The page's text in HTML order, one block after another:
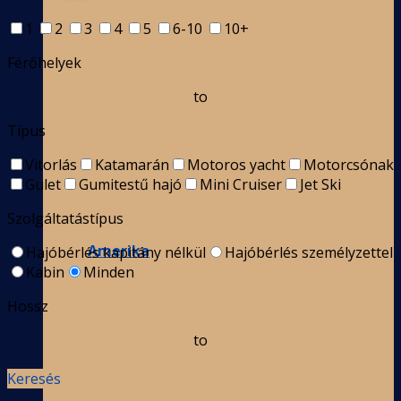
Amerika
1
2 3 4 5 6-10
10+
Férőhelyek
to
Típus
Vitorlás
Katamarán Motoros yacht
Motorcsónak
Gulet
Gumitestű hajó Mini Cruiser
Jet Ski
Szolgáltatástípus
Hajóbérlés kapitány nélkül
Hajóbérlés személyzettel
Kabin
Minden
Hossz
to
Keresés